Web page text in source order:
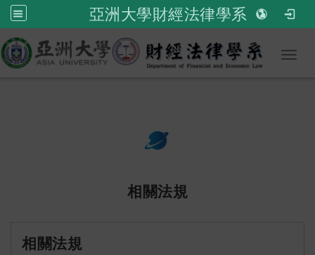
亞洲大學財經法律學系
相關法規
相關法規